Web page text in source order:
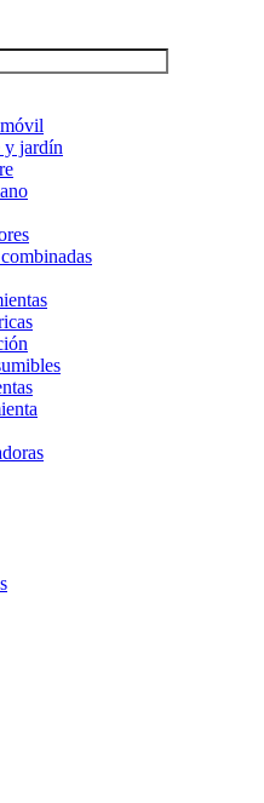
EN COMPRAS SUPERIORES A 99,99€
y jardín